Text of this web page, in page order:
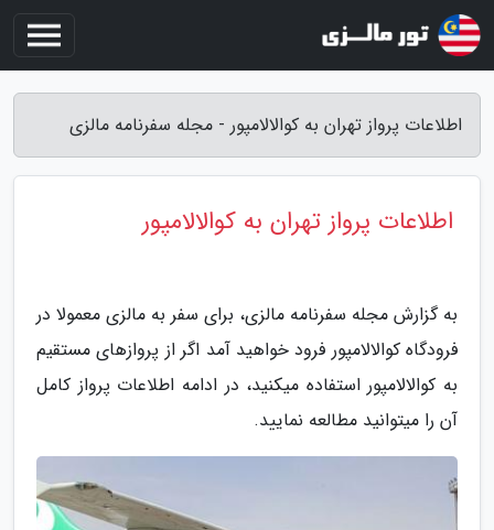
اطلاعات پرواز تهران به کوالالامپور - مجله سفرنامه مالزی
اطلاعات پرواز تهران به کوالالامپور
به گزارش مجله سفرنامه مالزی، برای سفر به مالزی معمولا در
فرودگاه کوالالامپور فرود خواهید آمد اگر از پروازهای مستقیم
به کوالالامپور استفاده میکنید، در ادامه اطلاعات پرواز کامل
آن را میتوانید مطالعه نمایید.